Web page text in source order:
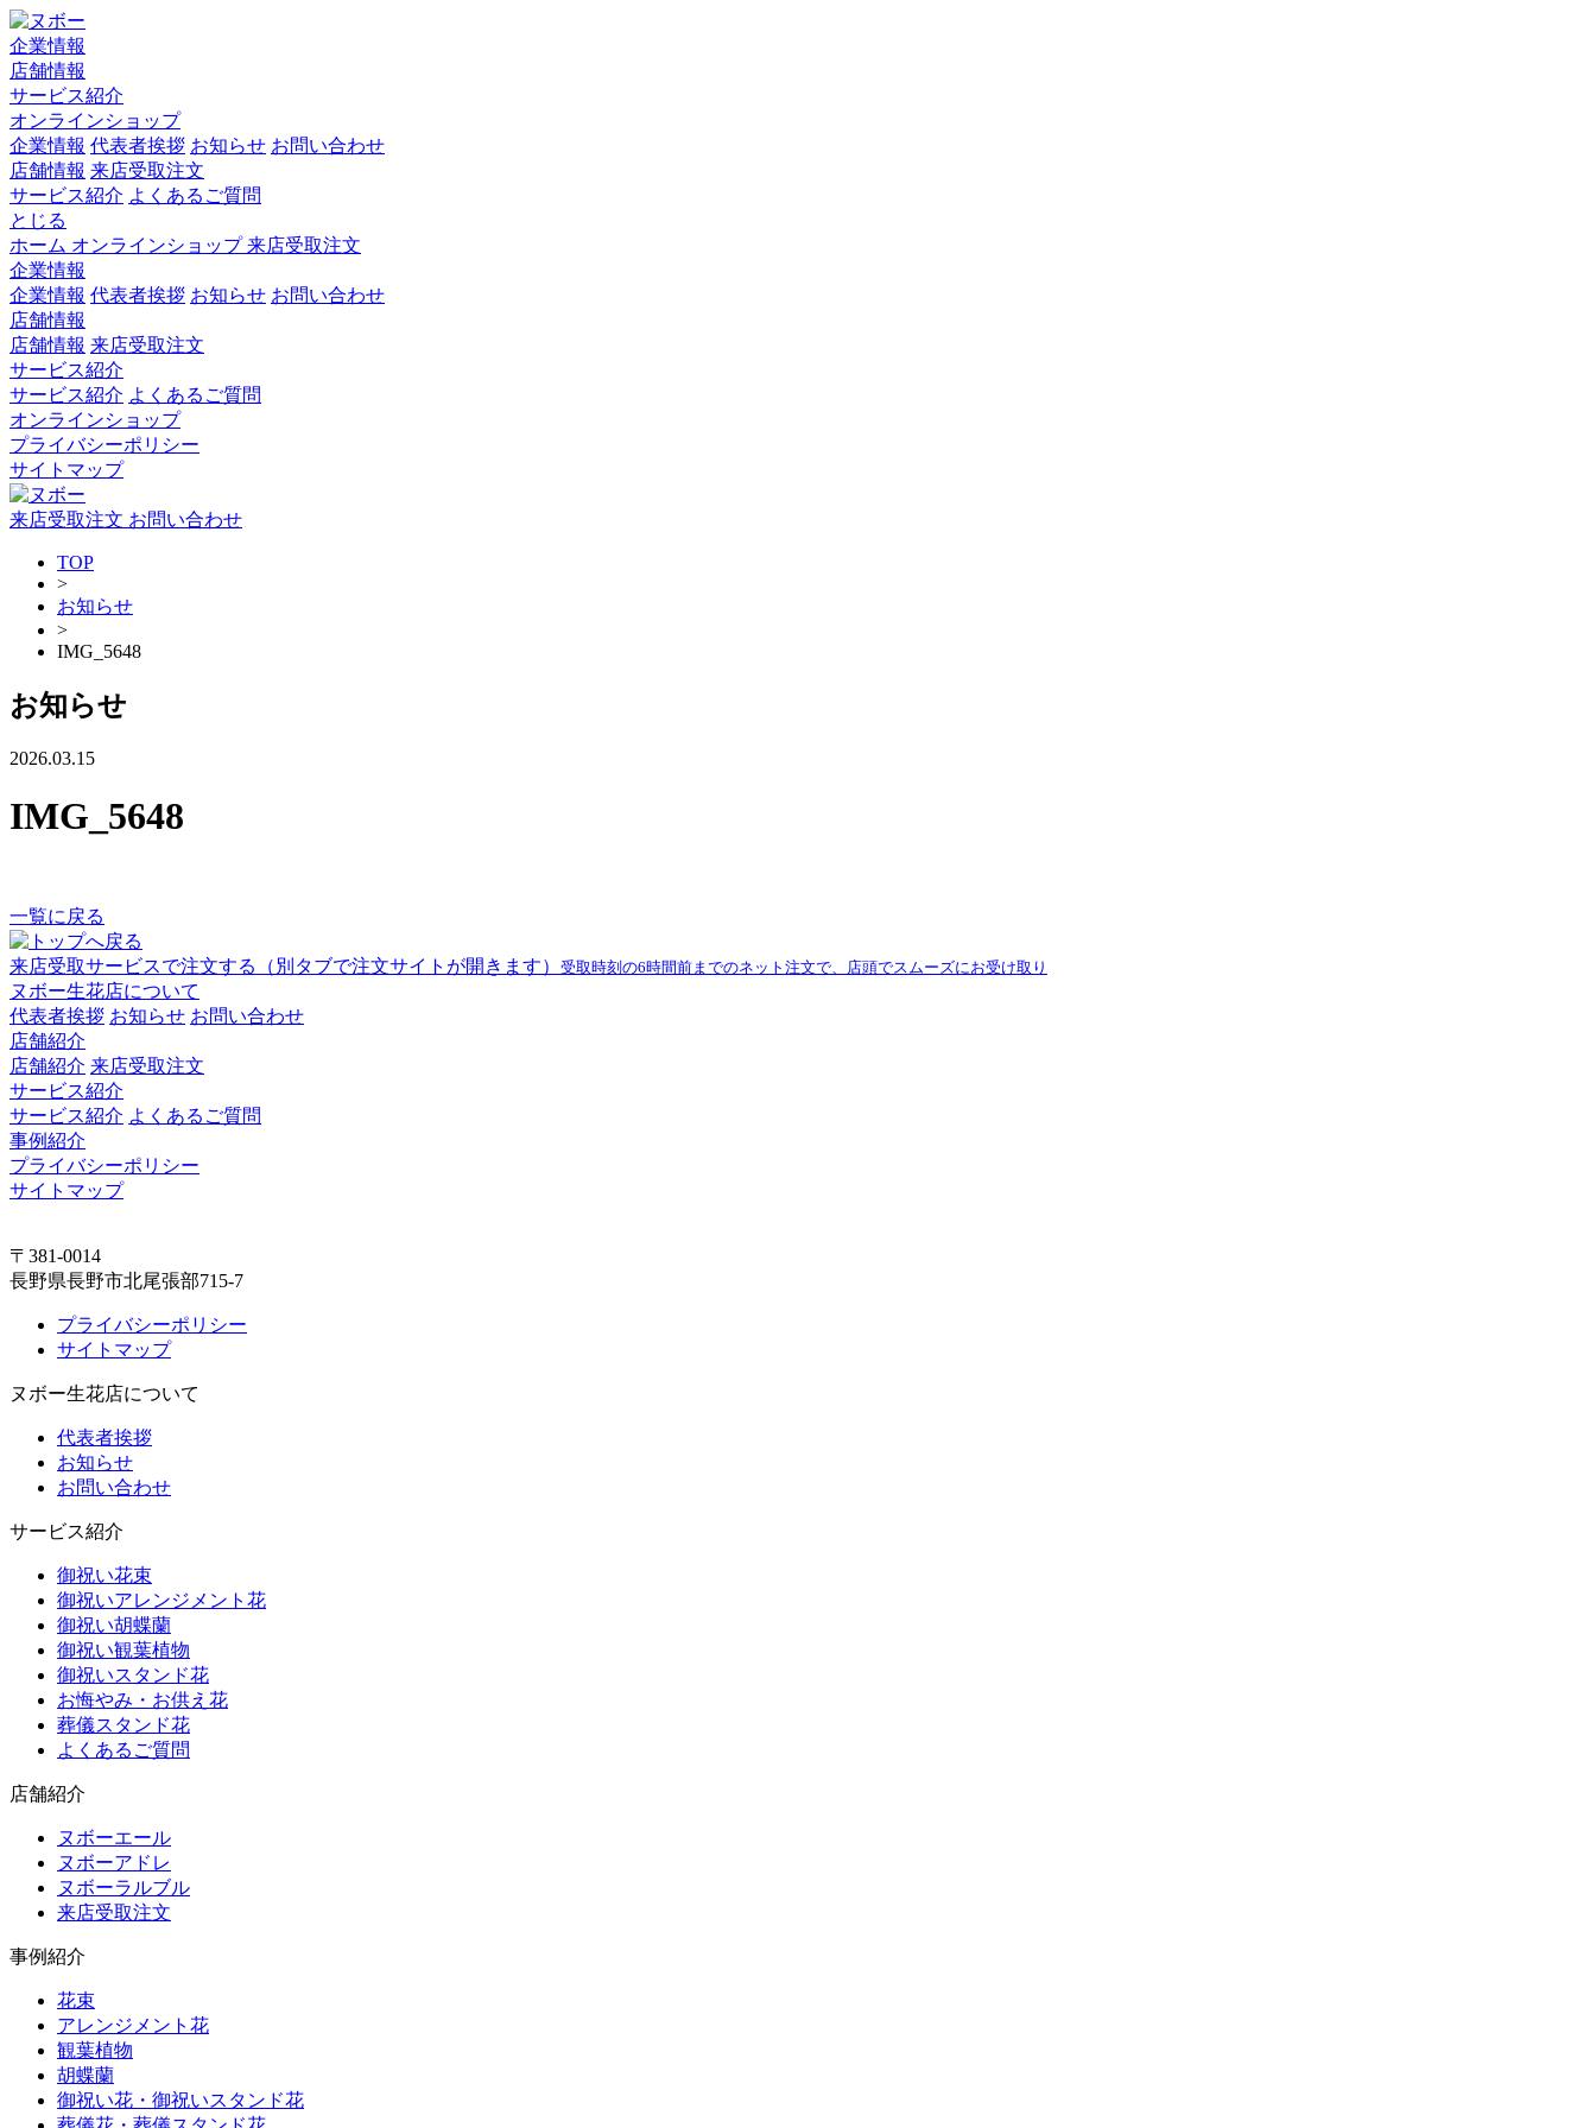
企業情報
店舗情報
サービス紹介
オンラインショップ
企業情報 代表者挨拶 お知らせ お問い合わせ
店舗情報 来店受取注文
サービス紹介 よくあるご質問
とじる
ホーム オンラインショップ来店受取注文
企業情報
企業情報 代表者挨拶 お知らせ お問い合わせ
店舗情報
店舗情報 来店受取注文
サービス紹介
サービス紹介 よくあるご質問
オンラインショップ
プライバシーポリシー
サイトマップ
来店受取注文 お問い合わせ
TOP
>
お知らせ
>
IMG_5648
お知らせ
2026.03.15
IMG_5648
一覧に戻る
来店受取サービスで注文する （別タブで注文サイトが開きます） 受取時刻の6時間前までのネット注文で、店頭でスムーズにお受け取り
ヌボー生花店について
代表者挨拶 お知らせ お問い合わせ
店舗紹介
店舗紹介 来店受取注文
サービス紹介
サービス紹介 よくあるご質問
事例紹介
プライバシーポリシー
サイトマップ
〒381-0014
長野県長野市北尾張部715-7
プライバシーポリシー
サイトマップ
ヌボー生花店について
代表者挨拶
お知らせ
お問い合わせ
サービス紹介
御祝い花束
御祝いアレンジメント花
御祝い胡蝶蘭
御祝い観葉植物
御祝いスタンド花
お悔やみ・お供え花
葬儀スタンド花
よくあるご質問
店舗紹介
ヌボーエール
ヌボーアドレ
ヌボーラルブル
来店受取注文
事例紹介
花束
アレンジメント花
観葉植物
胡蝶蘭
御祝い花・御祝いスタンド花